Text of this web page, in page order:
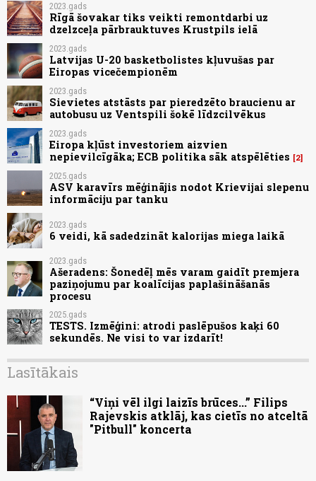
2023.gads
Rīgā šovakar tiks veikti remontdarbi uz
dzelzceļa pārbrauktuves Krustpils ielā
2023.gads
Latvijas U-20 basketbolistes kļuvušas par
Eiropas vicečempionēm
2023.gads
Sievietes atstāsts par pieredzēto braucienu ar
autobusu uz Ventspili šokē līdzcilvēkus
2023.gads
Eiropa kļūst investoriem aizvien
nepievilcīgāka; ECB politika sāk atspēlēties
2
2025.gads
ASV karavīrs mēģinājis nodot Krievijai slepenu
informāciju par tanku
2023.gads
6 veidi, kā sadedzināt kalorijas miega laikā
2023.gads
Ašeradens: Šonedēļ mēs varam gaidīt premjera
paziņojumu par koalīcijas paplašināšanās
procesu
2025.gads
TESTS. Izmēģini: atrodi paslēpušos kaķi 60
sekundēs. Ne visi to var izdarīt!
Lasītākais
“Viņi vēl ilgi laizīs brūces...” Filips
Rajevskis atklāj, kas cietīs no atceltā
"Pitbull" koncerta